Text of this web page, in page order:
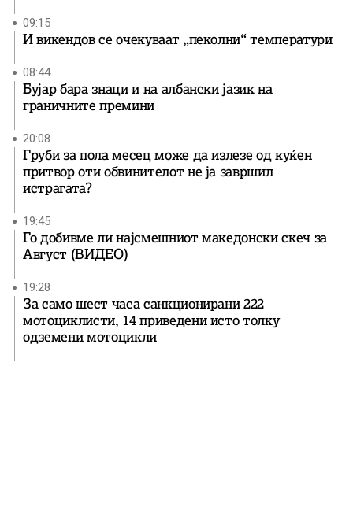
09:15
И викендов се очекуваат „пеколни“ температури
08:44
Бујар бара знаци и на албански јазик на
граничните премини
20:08
Груби за пола месец може да излезе од куќен
притвор оти обвинителот не ја завршил
истрагата?
19:45
Го добивме ли најсмешниот македонски скеч за
Август (ВИДЕО)
19:28
За само шест часа санкционирани 222
мотоциклисти, 14 приведени исто толку
одземени мотоцикли